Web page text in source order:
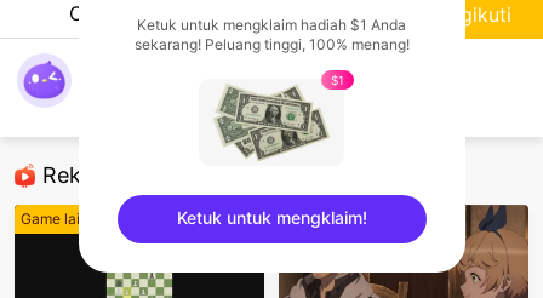
Chat Streamer
Rekomendasi
Game lainnya Game lainnya
Mengikuti
Ketuk untuk mengklaim hadiah $1 Anda
sekarang! Peluang tinggi, 100% menang!
$1
Ketuk untuk mengklaim!
sentinelEnd